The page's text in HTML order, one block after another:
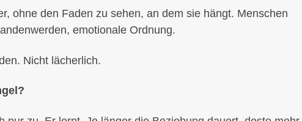
ohne den Faden zu sehen, an dem sie hängt. Menschen
emotionale Ordnung.
Nicht lächerlich.